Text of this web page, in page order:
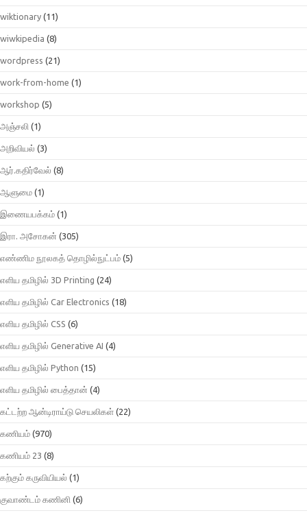
wiktionary (11)
wiwkipedia (8)
wordpress (21)
work-from-home (1)
workshop (5)
அஞ்சலி (1)
அறிவியல் (3)
ஆர்.கதிர்வேல் (8)
ஆளுமை (1)
இணையபக்கம் (1)
இரா. அசோகன் (305)
எண்ணிம நூலகத் தொழில்நுட்பம் (5)
எளிய தமிழில் 3D Printing (24)
எளிய தமிழில் Car Electronics (18)
எளிய தமிழில் CSS (6)
எளிய தமிழில் Generative AI (4)
எளிய தமிழில் Python (15)
எளிய தமிழில் பைத்தான் (4)
கட்டற்ற ஆன்டிராய்டு செயலிகள் (22)
கணியம் (970)
கணியம் 23 (8)
கற்கும் கருவியியல் (1)
குவாண்டம் கணினி (6)